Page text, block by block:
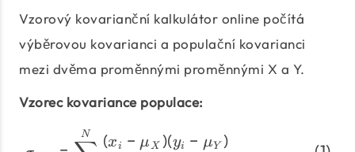
Vzorový kovarianční kalkulátor online počítá
výběrovou kovarianci a populační kovarianci
mezi dvěma proměnnými proměnnými X a Y.
Vzorec kovariance populace:
\begin{align}
N (xi − μX )(yi − μY )